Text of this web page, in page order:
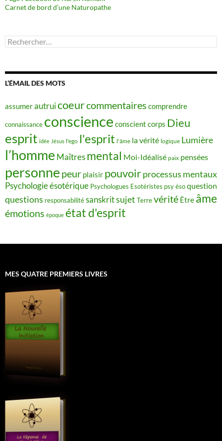
Carnet de bord d’une Naturopathe
Rechercher :
L’ÉMAIL DES MOTS
assumerautruicoeurcommentaires comprendre
connaissance conscience conscient corps Dieu
esprit idée Jésus l'ego l'esprit l'âme la vérité logique Lumière
l’homme Maîtres mental Moi-Idéalisé paix pensées
personne peur plaisir pouvoirprocessus mentaux
Psychologie ésotérique Psychologues Esotéristes psy ésoquestion
questions responsabilitésanskritsujet Terrevérité Être âme
émotions époque état d'esprit
MES QUATRE PREMIERS LIVRES